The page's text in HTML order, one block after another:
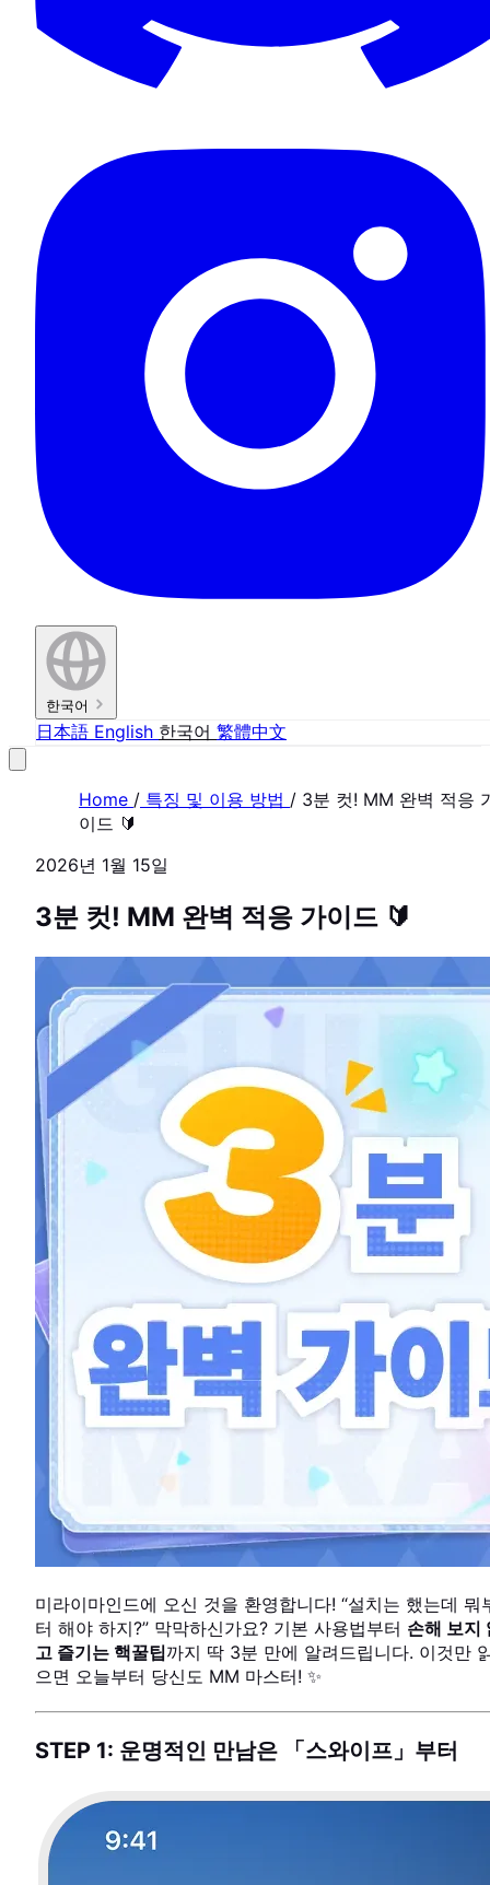
한국어
日本語 English 한국어 繁體中文
GUIDE
USER VOICE
Home / 특징 및 이용 방법 / 3분 컷! MM 완벽 적응
이드 🔰
2026년 1월 15일
3분 컷! MM 완벽 적응 가이드 🔰
미라이마인드에 오신 것을 환영합니다! “설치는 했는데 뭐
터 해야 하지?” 막막하신가요? 기본 사용법부터 손해 보지
고 즐기는 핵꿀팁까지 딱 3분 만에 알려드립니다. 이것만
으면 오늘부터 당신도 MM 마스터! ✨
STEP 1: 운명적인 만남은 「스와이프」부터